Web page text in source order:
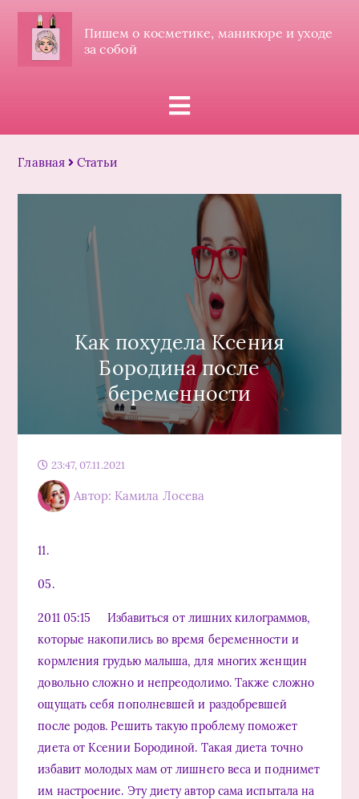
Пишем о косметике, маникюре и уходе
за собой
Главная Статьи
Как похудела Ксения
Бородина после
беременности
23:47, 07.11.2021
Автор: Камила Лосева
11.
05.
2011 05:15 Избавиться от лишних килограммов,
которые накопились во время беременности и
кормления грудью малыша, для многих женщин
довольно сложно и непреодолимо. Также сложно
ощущать себя пополневшей и раздобревшей
после родов. Решить такую проблему поможет
диета от Ксении Бородиной. Такая диета точно
избавит молодых мам от лишнего веса и поднимет
им настроение. Эту диету автор сама испытала на